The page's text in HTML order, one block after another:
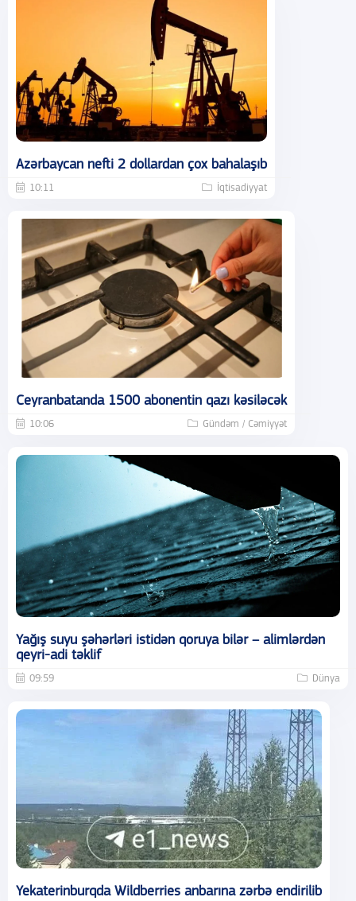
Azərbaycan nefti 2 dollardan çox bahalaşıb
10:11 İqtisadiyyat
Ceyranbatanda 1500 abonentin qazı kəsiləcək
10:06 Gündəm / Cəmiyyət
Yağış suyu şəhərləri istidən qoruya bilər – alimlərdən
qeyri-adi təklif
09:59 Dünya
Yekaterinburqda Wildberries anbarına zərbə endirilib